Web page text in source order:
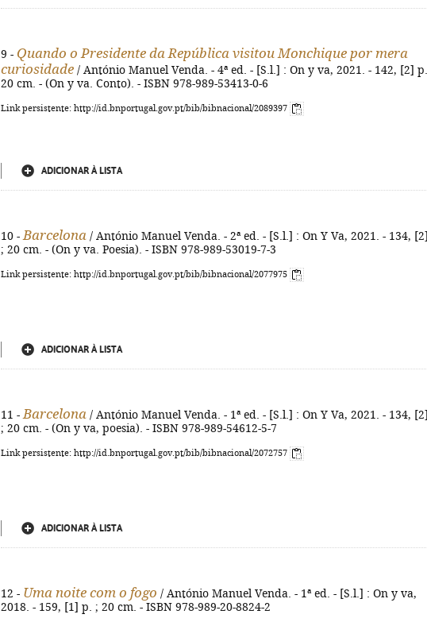
9 - Quando o Presidente da República visitou Monchique por mera
curiosidade / António Manuel Venda. - 4ª ed. - [S.l.] : On y va, 2021. - 142, [2]
20 cm. - (On y va. Conto). - ISBN 978-989-53413-0-6
Link persistente: http://id.bnportugal.gov.pt/bib/bibnacional/2089397
ADICIONAR À LISTA
10 - Barcelona / António Manuel Venda. - 2ª ed. - [S.l.] : On Y Va, 2021. - 134,
; 20 cm. - (On y va. Poesia). - ISBN 978-989-53019-7-3
Link persistente: http://id.bnportugal.gov.pt/bib/bibnacional/2077975
ADICIONAR À LISTA
11 - Barcelona / António Manuel Venda. - 1ª ed. - [S.l.] : On Y Va, 2021. - 134,
; 20 cm. - (On y va, poesia). - ISBN 978-989-54612-5-7
Link persistente: http://id.bnportugal.gov.pt/bib/bibnacional/2072757
ADICIONAR À LISTA
12 - Uma noite com o fogo / António Manuel Venda. - 1ª ed. - [S.l.] : On y va,
2018. - 159, [1] p. ; 20 cm. - ISBN 978-989-20-8824-2